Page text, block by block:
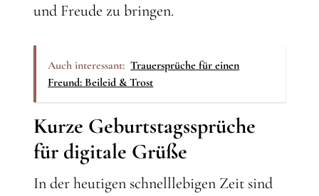
und Freude zu bringen.
Auch interessant: Trauersprüche für einen
Freund: Beileid & Trost
Kurze Geburtstagssprüche
für digitale Grüße
In der heutigen schnelllebigen Zeit sind